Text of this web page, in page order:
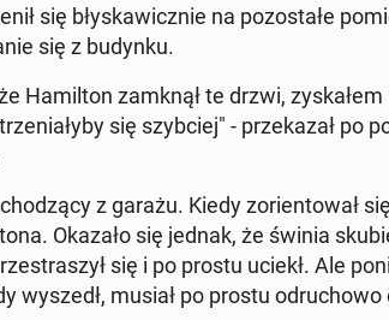
się bły­ska­wicz­nie na po­zo­sta­łe
się z budynku.
Ha­mil­ton zamknął te drzwi,
się szyb­ciej" - prze­ka­zał po
z garażu. Kiedy zo­rien­to­wał
Okazało się jednak, że świnia
się i po prostu uciekł. Ale
wyszedł, musiał po prostu